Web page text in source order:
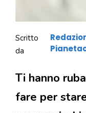
Scritto
da
Ti hanno
fare per